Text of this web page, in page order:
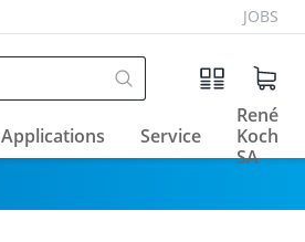
JOBS
Applications Service
René
Koch
SA